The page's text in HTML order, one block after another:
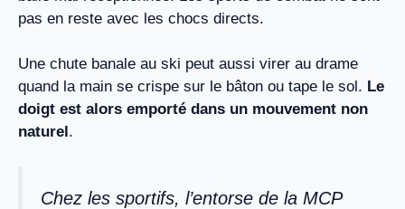
pas en reste avec les chocs directs.
Une chute banale au ski peut aussi virer au drame
quand la main se crispe sur le bâton ou tape le sol. Le
doigt est alors emporté dans un mouvement non
naturel .
Chez les sportifs, l’entorse de la MCP